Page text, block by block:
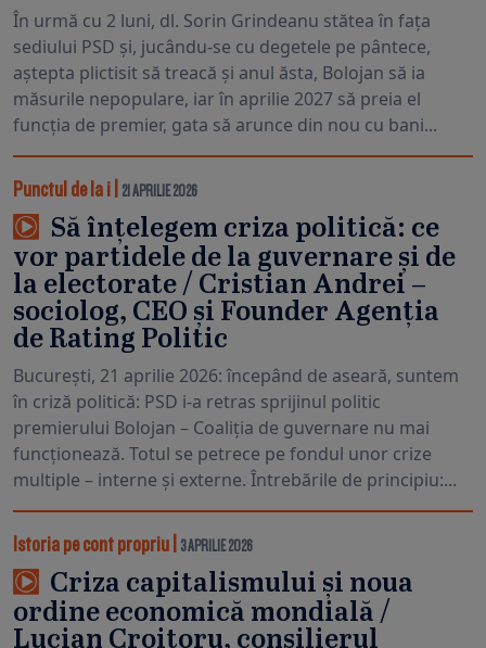
În urmă cu 2 luni, dl. Sorin Grindeanu stătea în fața
sediului PSD și, jucându-se cu degetele pe pântece,
aștepta plictisit să treacă și anul ăsta, Bolojan să ia
măsurile nepopulare, iar în aprilie 2027 să preia el
funcția de premier, gata să arunce din nou cu bani...
Punctul de la i 21 APRILIE 2026
Să înțelegem criza politică: ce
vor partidele de la guvernare și de
la electorate / Cristian Andrei –
sociolog, CEO și Founder Agenția
de Rating Politic
București, 21 aprilie 2026: începând de aseară, suntem
în criză politică: PSD i-a retras sprijinul politic
premierului Bolojan – Coaliția de guvernare nu mai
funcționează. Totul se petrece pe fondul unor crize
multiple – interne și externe. Întrebările de principiu:...
Istoria pe cont propriu 3 APRILIE 2026
Criza capitalismului și noua
ordine economică mondială /
Lucian Croitoru, consilierul